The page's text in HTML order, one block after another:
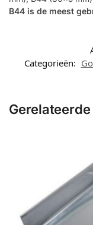
B44 is de meest
Categorieën: